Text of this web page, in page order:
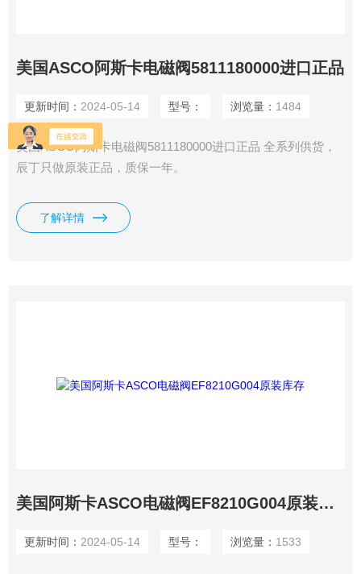
美国ASCO阿斯卡电磁阀5811180000进口正品
更新时间： 2024-05-14 型号： 浏览量： 1484
美国ASCO阿斯卡电磁阀5811180000进口正品 全系列供货，
辰丁只做原装正品，质保一年。
了解详情
美国阿斯卡ASCO电磁阀EF8210G004原装库存
更新时间： 2024-05-14 型号： 浏览量： 1533